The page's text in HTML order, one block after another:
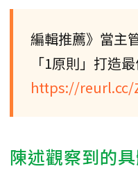
編輯推薦》當主
「1原則」打造
https://reurl.cc/
陳述觀察到的